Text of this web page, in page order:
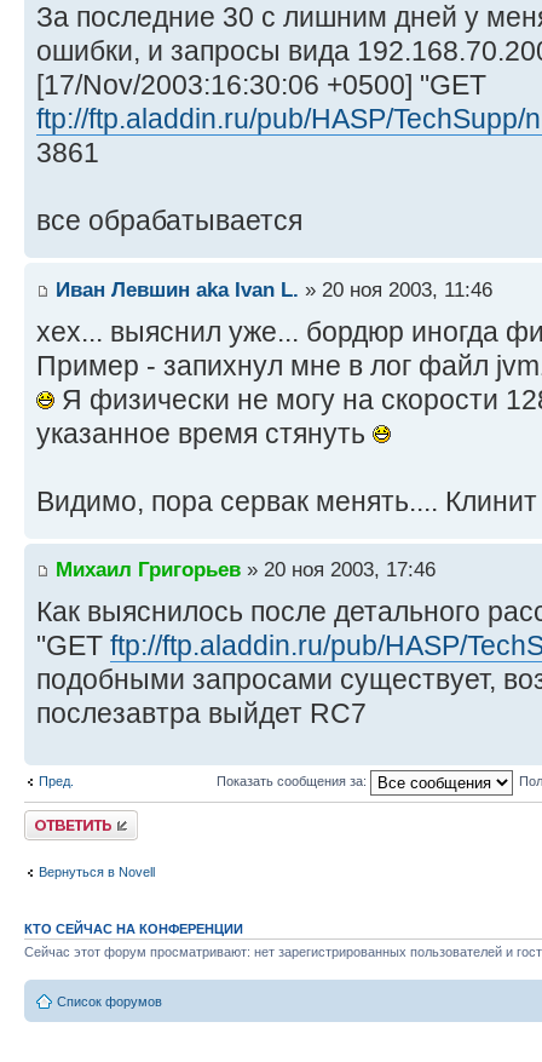
За последние 30 с лишним дней у
ошибки, и запросы вида
[17/Nov/2003:16:30:06 +0500] "GET
ftp://ftp.aladdin.ru/pub/HASP/TechSupp/
3861
все обрабатывается
Иван Левшин aka Ivan L. » 20 ноя 2003, 11:46
хех... выяснил уже... бордюр иногда
Пример - запихнул мне в лог файл
Я физически не могу на скорости
указанное время стянуть
Видимо, пора сервак менять....
Михаил Григорьев » 20 ноя 2003, 17:46
Как выяснилось после детального
"GET ftp://ftp.aladdin.ru/pub/HASP/
подобными запросами существует,
послезавтра выйдет RC7
Пред. Показать сообщения за:
Ответить
Вернуться в Novell
КТО СЕЙЧАС НА КОНФЕРЕНЦИИ
Сейчас этот форум просматривают: нет зарегистрированных пользователей и
Список форумов